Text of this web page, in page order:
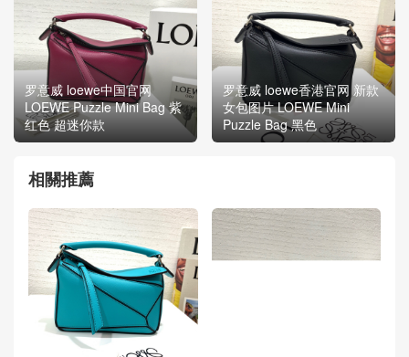
罗意威 loewe中国官网
LOEWE Puzzle Mini Bag 紫
红色 超迷你款
罗意威 loewe香港官网 新款
女包图片 LOEWE Mini
Puzzle Bag 黑色
相關推薦